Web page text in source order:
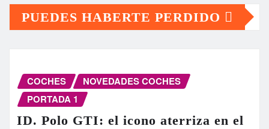
PUEDES HABERTE PERDIDO
COCHES
NOVEDADES COCHES
PORTADA 1
ID. Polo GTI: el icono aterriza en el